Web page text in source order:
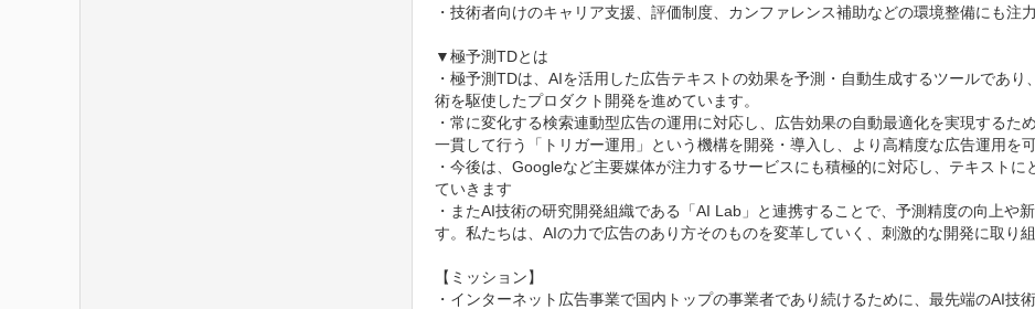
・技術者向けのキャリア支援、評価制度、カンファレンス補助などの環境整備にも注力
▼極予測TDとは
・極予測TDは、AIを活用した広告テキストの効果を予測・自動生成するツールであ
術を駆使したプロダクト開発を進めています。
・常に変化する検索連動型広告の運用に対応し、広告効果の自動最適化を実現するた
一貫して行う「トリガー運用」という機構を開発・導入し、より高精度な広告運用を
・今後は、Googleなど主要媒体が注力するサービスにも積極的に対応し、テキスト
ていきます
・またAI技術の研究開発組織である「AI Lab」と連携することで、予測精度の向上や
す。私たちは、AIの力で広告のあり方そのものを変革していく、刺激的な開発に取り組
【ミッション】
・インターネット広告事業で国内トップの事業者であり続けるために、最先端のAI技